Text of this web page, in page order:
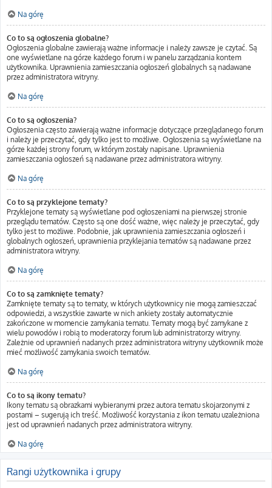
Na górę
Co to są ogłoszenia globalne?
Ogłoszenia globalne zawierają ważne informacje i należy zawsze je czytać. Są
one wyświetlane na górze każdego forum i w panelu zarządzania kontem
użytkownika. Uprawnienia zamieszczania ogłoszeń globalnych są nadawane
przez administratora witryny.
Na górę
Co to są ogłoszenia?
Ogłoszenia często zawierają ważne informacje dotyczące przeglądanego forum
i należy je przeczytać, gdy tylko jest to możliwe. Ogłoszenia są wyświetlane na
górze każdej strony forum, w którym zostały napisane. Uprawnienia
zamieszczania ogłoszeń są nadawane przez administratora witryny.
Na górę
Co to są przyklejone tematy?
Przyklejone tematy są wyświetlane pod ogłoszeniami na pierwszej stronie
przeglądu tematów. Często są one dość ważne, więc należy je przeczytać, gdy
tylko jest to możliwe. Podobnie, jak uprawnienia zamieszczania ogłoszeń i
globalnych ogłoszeń, uprawnienia przyklejania tematów są nadawane przez
administratora witryny.
Na górę
Co to są zamknięte tematy?
Zamknięte tematy są to tematy, w których użytkownicy nie mogą zamieszczać
odpowiedzi, a wszystkie zawarte w nich ankiety zostały automatycznie
zakończone w momencie zamykania tematu. Tematy mogą być zamykane z
wielu powodów i robią to moderatorzy forum lub administratorzy witryny.
Zależnie od uprawnień nadanych przez administratora witryny użytkownik może
mieć możliwość zamykania swoich tematów.
Na górę
Co to są ikony tematu?
Ikony tematu są obrazkami wybieranymi przez autora tematu skojarzonymi z
postami – sugerują ich treść. Możliwość korzystania z ikon tematu uzależniona
jest od uprawnień nadanych przez administratora witryny.
Na górę
Rangi użytkownika i grupy